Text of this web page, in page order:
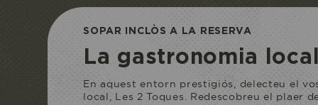
SOPAR INCLÒS A LA RESERVA
La gastronomia
En aquest entorn prestigiós, delecteu el
local, Les 2 Toques. Redescobreu el plaer